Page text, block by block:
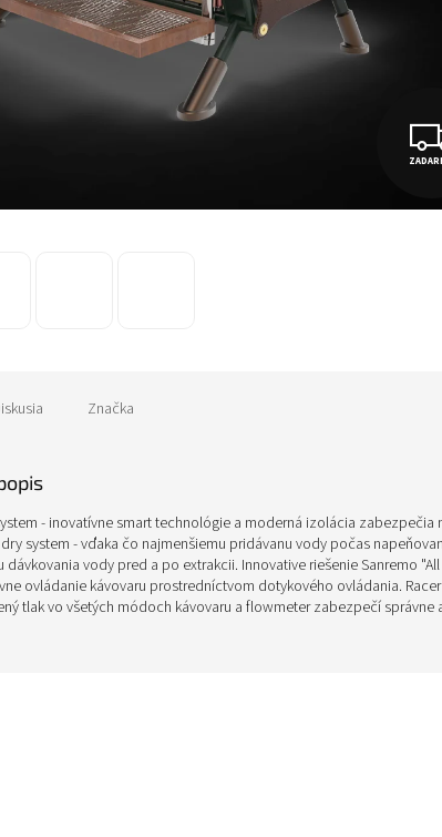
Značka
- inovatívne smart technológie a moderná izolácia
system - vďaka čo najmenšiemu pridávanu vody počas
dávkovania vody pred a po extrakcii. Innovative riešenie Sanremo
ovládanie kávovaru prostredníctvom dotykového ovládania.
tlak vo všetých módoch kávovaru a flowmeter zabezpečí